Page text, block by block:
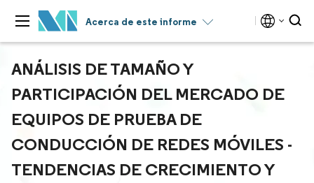
Acerca de este informe
ANÁLISIS DE TAMAÑO Y
PARTICIPACIÓN DEL MERCADO DE
EQUIPOS DE PRUEBA DE
CONDUCCIÓN DE REDES MÓVILES -
TENDENCIAS DE CRECIMIENTO Y